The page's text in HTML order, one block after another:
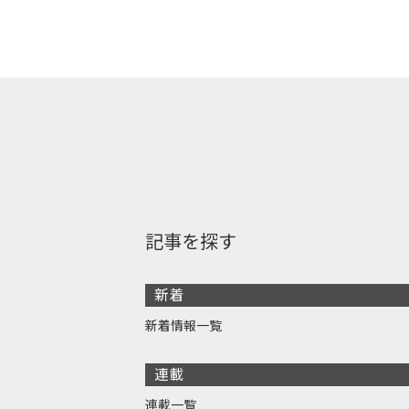
記事を探す
新着
新着情報一覧
連載
連載一覧